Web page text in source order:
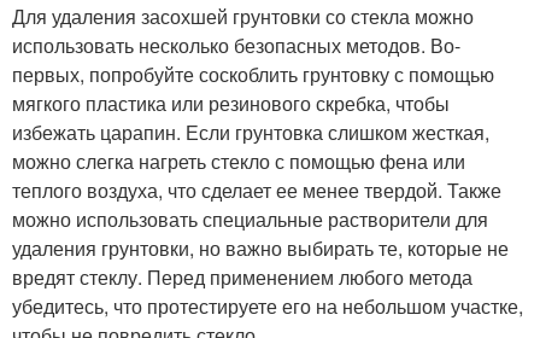
Для удаления засохшей грунтовки со стекла можно
использовать несколько безопасных методов. Во-
первых, попробуйте соскоблить грунтовку с помощью
мягкого пластика или резинового скребка, чтобы
избежать царапин. Если грунтовка слишком жесткая,
можно слегка нагреть стекло с помощью фена или
теплого воздуха, что сделает ее менее твердой. Также
можно использовать специальные растворители для
удаления грунтовки, но важно выбирать те, которые не
вредят стеклу. Перед применением любого метода
убедитесь, что протестируете его на небольшом участке,